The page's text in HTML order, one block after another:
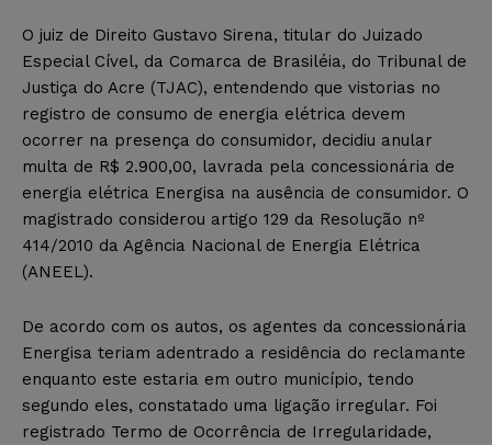
O juiz de Direito Gustavo Sirena, titular do Juizado
Especial Cível, da Comarca de Brasiléia, do Tribunal de
Justiça do Acre (TJAC), entendendo que vistorias no
registro de consumo de energia elétrica devem
ocorrer na presença do consumidor, decidiu anular
multa de R$ 2.900,00, lavrada pela concessionária de
energia elétrica Energisa na ausência de consumidor. O
magistrado considerou artigo 129 da Resolução nº
414/2010 da Agência Nacional de Energia Elétrica
(ANEEL).
De acordo com os autos, os agentes da concessionária
Energisa teriam adentrado a residência do reclamante
enquanto este estaria em outro município, tendo
segundo eles, constatado uma ligação irregular. Foi
registrado Termo de Ocorrência de Irregularidade,